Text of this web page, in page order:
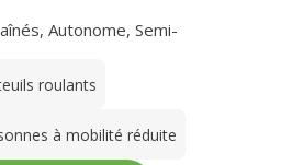
, Autonome, Semi-
roulants
à mobilité réduite